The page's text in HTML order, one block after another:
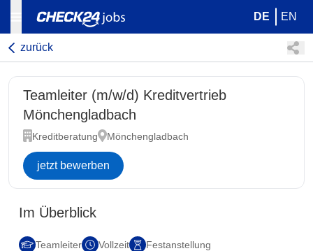
DE EN
zurück
Teamleiter (m/w/d) Kreditvertrieb
Mönchengladbach
Kreditberatung Mönchengladbach
jetzt bewerben
Im Überblick
Teamleiter Vollzeit Festanstellung